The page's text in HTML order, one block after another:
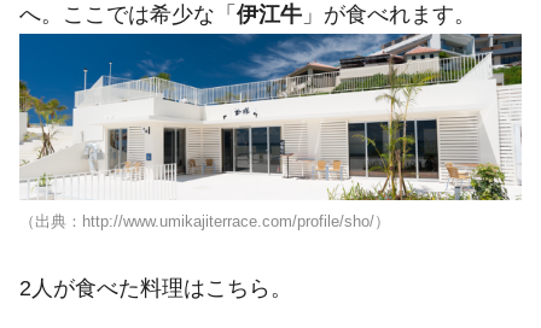
へ。ここでは希少な「 伊江牛 」が食べれます。
（出典：http://www.umikajiterrace.com/profile/sho/）
2人が食べた料理はこちら。